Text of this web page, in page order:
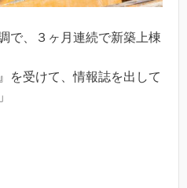
で、３ヶ月連続で新築上棟
を受けて、情報誌を出して